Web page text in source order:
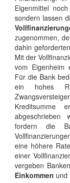
Eigenmittel
sondern lassen
zugenommen,
dahin
Mit der
vom Eigenheim
Für die Bank
ein hohes
Kreditsumme
abgeschrieben
fordern die
eine höhere
einer
vergeben
Einkommen und